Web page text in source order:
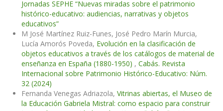
Jornadas SEPHE “Nuevas miradas sobre el patrimonio
histórico-educativo: audiencias, narrativas y objetos
educativos”
M José Martínez Ruiz-Funes, José Pedro Marín Murcia,
Lucía Amorós Poveda, Evolución en la clasificación de
objetos educativos a través de los catálogos de material de
enseñanza en España (1880-1950) , Cabás. Revista
Internacional sobre Patrimonio Histórico-Educativo: Núm.
32 (2024)
Fernanda Venegas Adriazola, Vitrinas abiertas, el Museo de
la Educación Gabriela Mistral: como espacio para construir